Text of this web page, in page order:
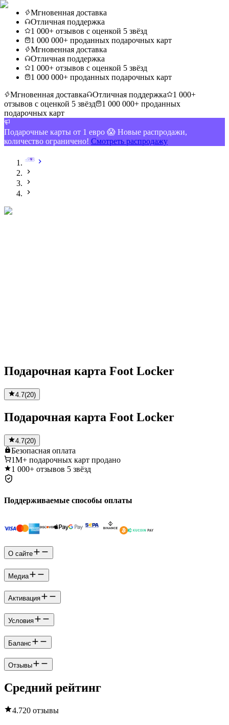
Мгновенная доставка
Отличная поддержка
1 000+ отзывов с оценкой 5 звёзд
1 000 000+ проданных подарочных карт
Мгновенная доставка
Отличная поддержка
1 000+ отзывов с оценкой 5 звёзд
1 000 000+ проданных подарочных карт
Мгновенная доставка
Отличная поддержка
1 000+
отзывов с оценкой 5 звёзд
1 000 000+ проданных
подарочных карт
Подарочные карты от 1 евро 😱 Новые распродажи,
количество ограничено! Смотреть распродажу
Подарочная карта Foot Locker
4.7(20)
Подарочная карта Foot Locker
4.7(20)
Безопасная оплата
1M+ подарочных карт продано
1 000+ отзывов 5 звёзд
Поддерживаемые способы оплаты
О сайте
Медиа
Активация
Условия
Баланс
Отзывы
Средний рейтинг
4.720 отзывы